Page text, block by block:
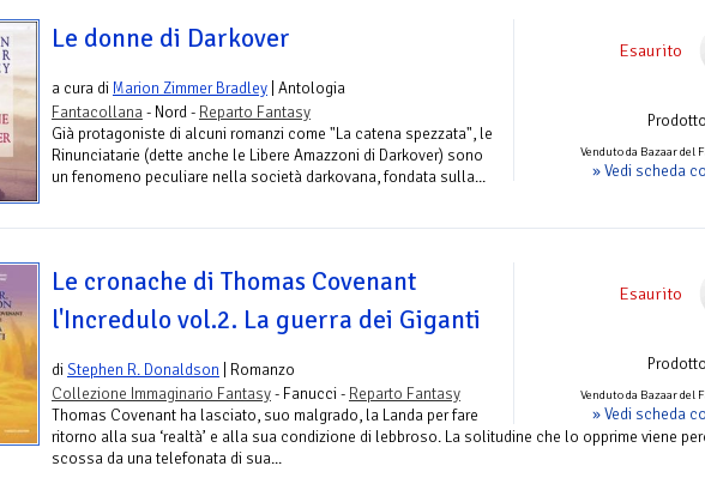
Esaurito
Venduto da Bazaar del
» Vedi scheda
Le donne di Darkover
a cura di Marion Zimmer Bradley | Antologia
Fantacollana- Nord - Reparto Fantasy
Già protagoniste di alcuni romanzi come "La catena spezzata", le
Rinunciatarie (dette anche le Libere Amazzoni di Darkover) sono
un fenomeno peculiare nella società darkovana, fondata sulla...
Esaurito
Venduto da Bazaar del
» Vedi scheda
Le cronache di Thomas Covenant
l'Incredulo vol.2. La guerra dei Giganti
diStephen R. Donaldson | Romanzo
Collezione Immaginario Fantasy- Fanucci - Reparto Fantasy
Thomas Covenant ha lasciato, suo malgrado, la Landa per fare
ritorno alla sua ‘realtà’ e alla sua condizione di lebbroso. La solitudine che lo opprime viene
scossa da una telefonata di sua...